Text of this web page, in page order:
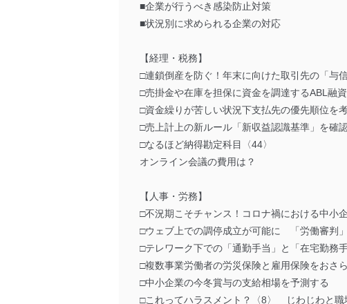
■企業が行うべき感染防止対策
■状況別に求められる企業の対応
【経理・税務】
□連鎖倒産を防ぐ！年末に向けた取引先の「与
□売掛金や在庫を担保に資金を調達するABL融
□資金繰りが苦しい状況下支払先の優先順位を
□売上計上の新ルール「新収益認識基準」を確
□なるほど納得勘定科目〈44〉
オンライン会議の費用は？
【人事・労務】
□不況期こそチャンス！コロナ禍における中小
□ウェブ上での調停成立が可能に 「労働審判
□テレワーク下での「通勤手当」と「在宅勤務
□複数事業労働者の労災保険と雇用保険をおさ
□中小企業の今冬賞与の支給相場を予測する
□これってハラスメント？〈8〉 じわじわと職